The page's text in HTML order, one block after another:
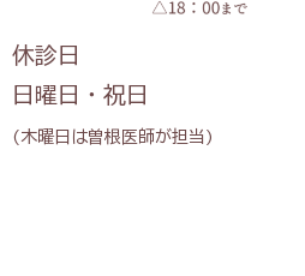
休診日
日曜日・祝日
(木曜日は曽根医師が担当)